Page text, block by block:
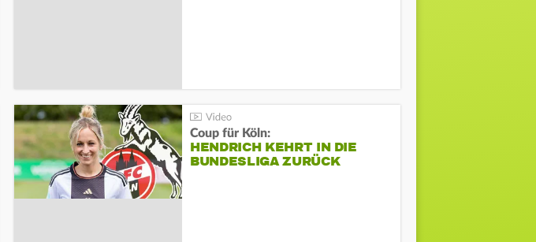
Coup für Köln:
HENDRICH KEHRT IN DIE
BUNDESLIGA ZURÜCK